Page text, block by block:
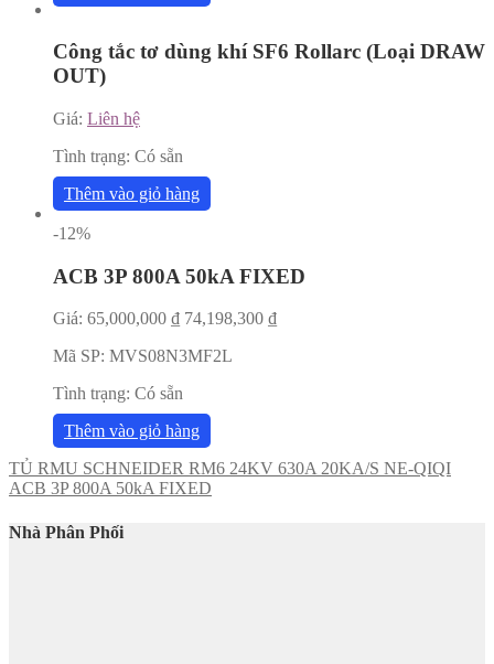
Công tắc tơ dùng khí SF6 Rollarc (Loại DRAW
OUT)
Giá: Liên hệ
Tình trạng: Có sẵn
Thêm vào giỏ hàng
-12%
ACB 3P 800A 50kA FIXED
Giá: 65,000,000 ₫ 74,198,300 ₫
Mã SP: MVS08N3MF2L
Tình trạng: Có sẵn
Thêm vào giỏ hàng
TỦ RMU SCHNEIDER RM6 24KV 630A 20KA/S NE-QIQI
ACB 3P 800A 50kA FIXED
Nhà Phân Phối